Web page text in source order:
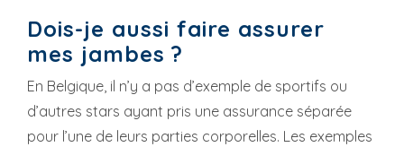
Dois-je aussi faire assurer
mes jambes ?
En Belgique, il n’y a pas d’exemple de sportifs ou
d’autres stars ayant pris une assurance séparée
pour l’une de leurs parties corporelles. Les exemples